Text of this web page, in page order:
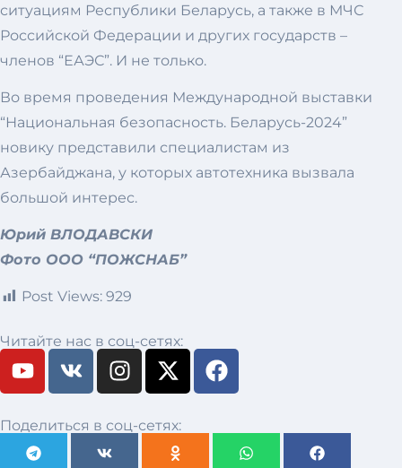
ситуациям Республики Беларусь, а также в МЧС
Российской Федерации и других государств –
членов “ЕАЭС”. И не только.
Во время проведения Международной выставки
“Национальная безопасность. Беларусь-2024”
новику представили специалистам из
Азербайджана, у которых автотехника вызвала
большой интерес.
Юрий ВЛОДАВСКИ
Фото ООО “ПОЖСНАБ”
Post Views: 929
Читайте нас в соц-сетях:
Поделиться в соц-сетях: